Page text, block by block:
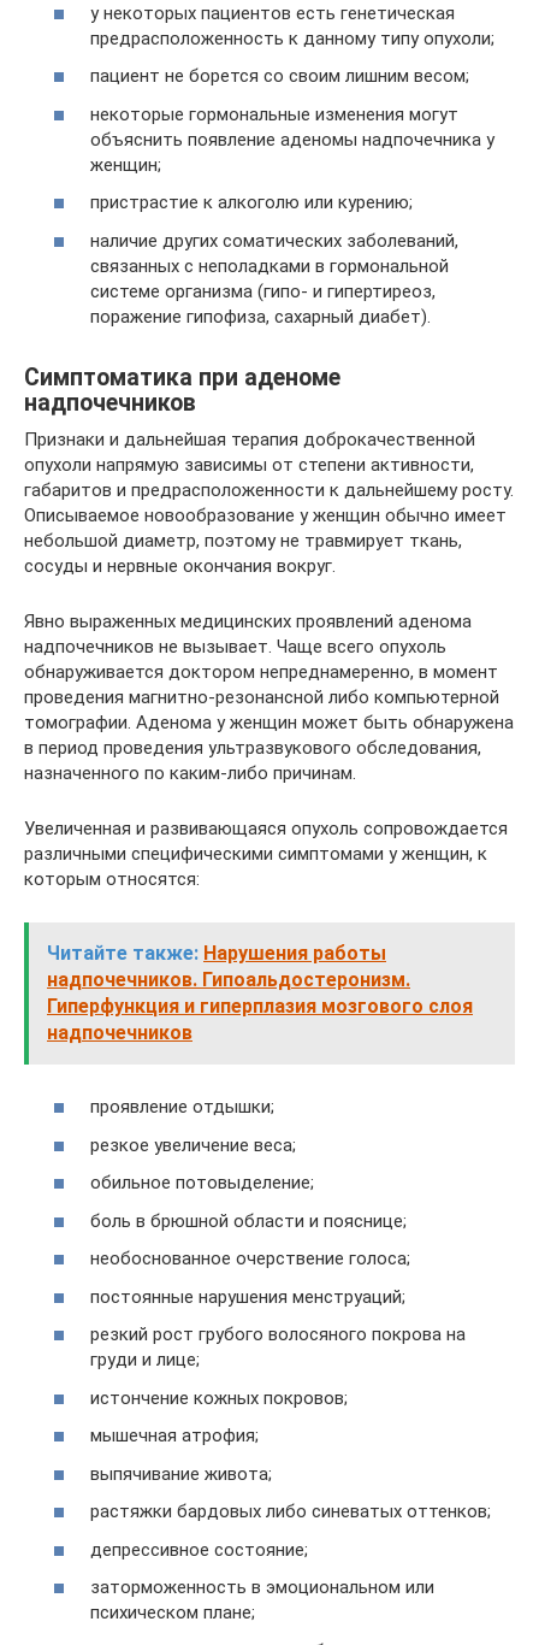
у некоторых пациентов есть генетическая
предрасположенность к данному типу опухоли;
пациент не борется со своим лишним весом;
некоторые гормональные изменения могут
объяснить появление аденомы надпочечника у
женщин;
пристрастие к алкоголю или курению;
наличие других соматических заболеваний,
связанных с неполадками в гормональной
системе организма (гипо- и гипертиреоз,
поражение гипофиза, сахарный диабет).
Симптоматика при аденоме
надпочечников
Признаки и дальнейшая терапия доброкачественной
опухоли напрямую зависимы от степени активности,
габаритов и предрасположенности к дальнейшему росту.
Описываемое новообразование у женщин обычно имеет
небольшой диаметр, поэтому не травмирует ткань,
сосуды и нервные окончания вокруг.
Явно выраженных медицинских проявлений аденома
надпочечников не вызывает. Чаще всего опухоль
обнаруживается доктором непреднамеренно, в момент
проведения магнитно-резонансной либо компьютерной
томографии. Аденома у женщин может быть обнаружена
в период проведения ультразвукового обследования,
назначенного по каким-либо причинам.
Увеличенная и развивающаяся опухоль сопровождается
различными специфическими симптомами у женщин, к
которым относятся:
Читайте также: Нарушения работы
надпочечников. Гипоальдостеронизм.
Гиперфункция и гиперплазия мозгового слоя
надпочечников
проявление отдышки;
резкое увеличение веса;
обильное потовыделение;
боль в брюшной области и пояснице;
необоснованное очерствение голоса;
постоянные нарушения менструаций;
резкий рост грубого волосяного покрова на
груди и лице;
истончение кожных покровов;
мышечная атрофия;
выпячивание живота;
растяжки бардовых либо синеватых оттенков;
депрессивное состояние;
заторможенность в эмоциональном или
психическом плане;